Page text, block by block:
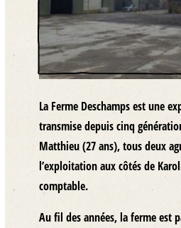
La Ferme Deschamps est une
transmise depuis cinq
Matthieu (27 ans), tous deux
l’exploitation aux côtés de
comptable.
Au fil des années, la ferme est